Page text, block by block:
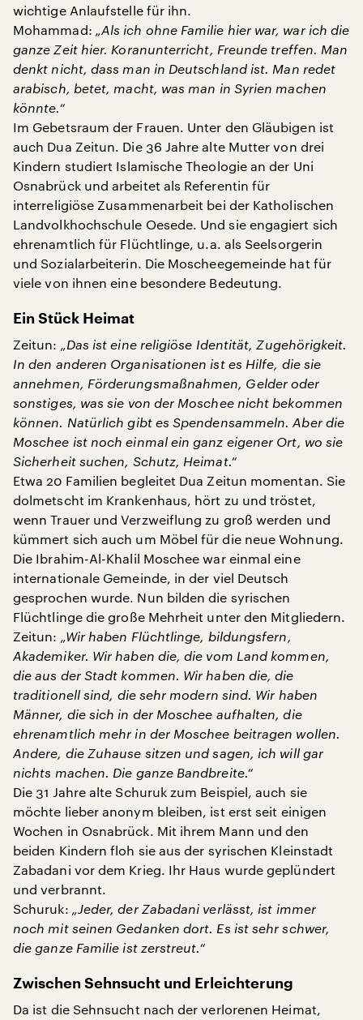
wichtige Anlaufstelle für ihn.
Mohammad: „Als ich ohne Familie hier war, war ich die
ganze Zeit hier. Koranunterricht, Freunde treffen. Man
denkt nicht, dass man in Deutschland ist. Man redet
arabisch, betet, macht, was man in Syrien machen
könnte.“
Im Gebetsraum der Frauen. Unter den Gläubigen ist
auch Dua Zeitun. Die 36 Jahre alte Mutter von drei
Kindern studiert Islamische Theologie an der Uni
Osnabrück und arbeitet als Referentin für
interreligiöse Zusammenarbeit bei der Katholischen
Landvolkhochschule Oesede. Und sie engagiert sich
ehrenamtlich für Flüchtlinge, u.a. als Seelsorgerin
und Sozialarbeiterin. Die Moscheegemeinde hat für
viele von ihnen eine besondere Bedeutung.
Ein Stück Heimat
Zeitun: „Das ist eine religiöse Identität, Zugehörigkeit.
In den anderen Organisationen ist es Hilfe, die sie
annehmen, Förderungsmaßnahmen, Gelder oder
sonstiges, was sie von der Moschee nicht bekommen
können. Natürlich gibt es Spendensammeln. Aber die
Moschee ist noch einmal ein ganz eigener Ort, wo sie
Sicherheit suchen, Schutz, Heimat.“
Etwa 20 Familien begleitet Dua Zeitun momentan. Sie
dolmetscht im Krankenhaus, hört zu und tröstet,
wenn Trauer und Verzweiflung zu groß werden und
kümmert sich auch um Möbel für die neue Wohnung.
Die Ibrahim-Al-Khalil Moschee war einmal eine
internationale Gemeinde, in der viel Deutsch
gesprochen wurde. Nun bilden die syrischen
Flüchtlinge die große Mehrheit unter den Mitgliedern.
Zeitun: „Wir haben Flüchtlinge, bildungsfern,
Akademiker. Wir haben die, die vom Land kommen,
die aus der Stadt kommen. Wir haben die, die
traditionell sind, die sehr modern sind. Wir haben
Männer, die sich in der Moschee aufhalten, die
ehrenamtlich mehr in der Moschee beitragen wollen.
Andere, die Zuhause sitzen und sagen, ich will gar
nichts machen. Die ganze Bandbreite.“
Die 31 Jahre alte Schuruk zum Beispiel, auch sie
möchte lieber anonym bleiben, ist erst seit einigen
Wochen in Osnabrück. Mit ihrem Mann und den
beiden Kindern floh sie aus der syrischen Kleinstadt
Zabadani vor dem Krieg. Ihr Haus wurde geplündert
und verbrannt.
Schuruk: „Jeder, der Zabadani verlässt, ist immer
noch mit seinen Gedanken dort. Es ist sehr schwer,
die ganze Familie ist zerstreut.“
Zwischen Sehnsucht und Erleichterung
Da ist die Sehnsucht nach der verlorenen Heimat,